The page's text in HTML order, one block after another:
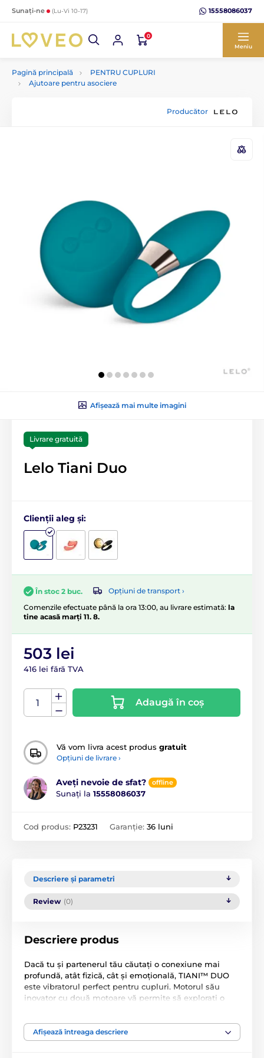
Sunați-ne (Lu-Vi 10-17) 15558086037
0
Meniu
Pagină principală
PENTRU CUPLURI
Ajutoare pentru asociere
Producător
Afișează mai multe imagini
Livrare gratuită
Lelo Tiani Duo
Clienții aleg și:
În stoc 2 buc.
Opțiuni de transport ›
Comenzile efectuate până la ora 13:00, au livrare estimată: la
tine acasă marți 11. 8.
503 lei
416 lei fără TVA
Adaugă în coș
Vă vom livra acest produs gratuit
Opțiuni de livrare ›
Aveți nevoie de sfat? offline
Sunați la 15558086037
Cod produs: P23231 Garanție: 36 luni
Descriere și parametri
Review (0)
Descriere produs
Dacă tu și partenerul tău căutați o conexiune mai
profundă, atât fizică, cât și emoțională, TIANI™ DUO
este vibratorul perfect pentru cupluri. Motorul său
inovator cu două motoare vă permite să explorați o
cu o telecomandă wireless care funcționează cu
TIANI™ DUO prin mișcarea mâinii – permițându-vă să
Afișează întreaga descriere